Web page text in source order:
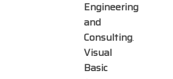
Engineering
and
Consulting.
Visual
Basic